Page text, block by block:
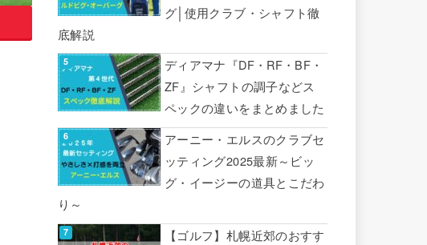
グ│使用クラブ・シャフト徹
底解説
ディアマナ『DF・RF・BF・
ZF』シャフトの調子などス
ペックの違いをまとめました
アーニー・エルスのクラブセ
ッティング2025最新～ビッ
グ・イージーの道具とこだわ
り～
【ゴルフ】札幌近郊のおすす